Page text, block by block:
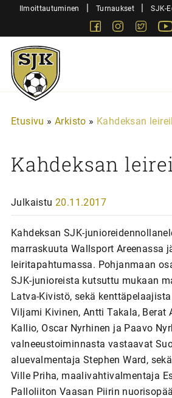
SiirryIlmoittautuminen | Turnaukset | SJK-
FacebookInstagram
Sjk-
Juniorit
Etusivu » Arkisto » Kahdeksan
Kahdeksan
Julkaistu 20.11.2017
Kahdeksan SJK-
marraskuuta Wallsport Areenassa
leiritapahtumassa. Pohjanmaan
SJK-junioreista kutsuttu mukaan
Latva-Kivistö, sekä
Viljami Kivinen, Antti Takala, Berat
Kallio, Oscar Nyrhinen ja Paavo
valneeustoiminnasta vastaavat
aluevalmentaja Stephen Ward,
Ville Priha, maalivahtivalmentaja
Palloliiton Vaasan Piirin